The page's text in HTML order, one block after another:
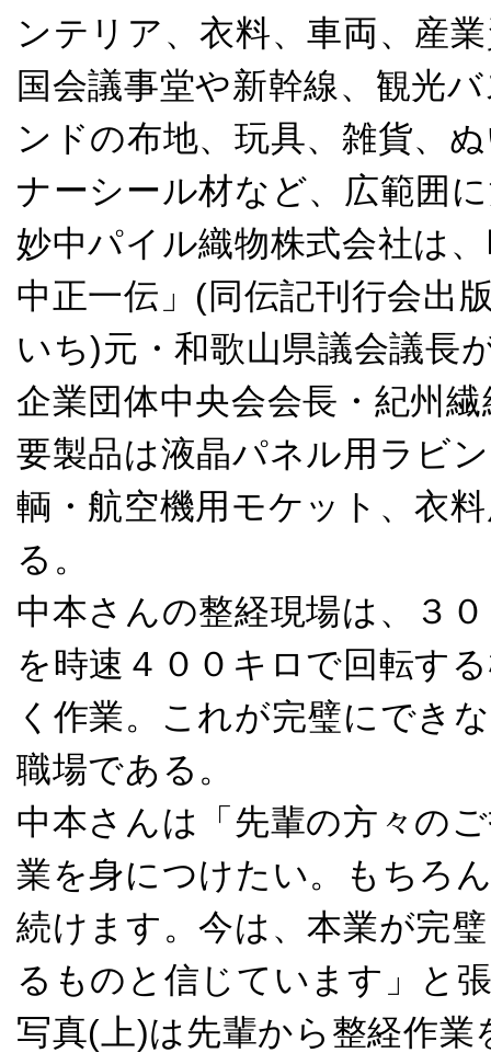
ンテリア、衣料、車両、産
国会議事堂や新幹線、観光
ンドの布地、玩具、雑貨、
ナーシール材など、広範囲
妙中パイル織物株式会社は
中正一伝」(同伝記刊行会出
いち)元・和歌山県議会議長
企業団体中央会会長・紀州
要製品は液晶パネル用ラビ
輌・航空機用モケット、衣
る。
中本さんの整経現場は、３
を時速４００キロで回転す
く作業。これが完璧にでき
職場である。
中本さんは「先輩の方々の
業を身につけたい。もちろ
続けます。今は、本業が完
るものと信じています」と
写真(上)は先輩から整経作